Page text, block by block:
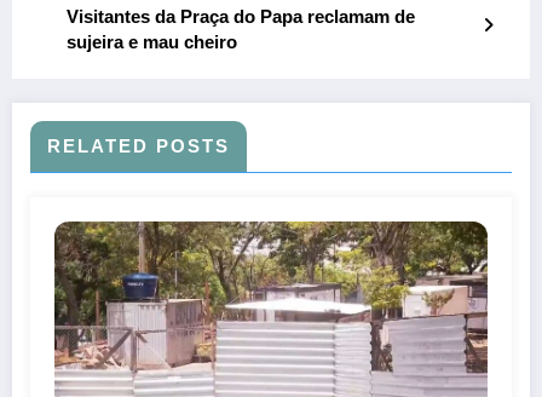
Visitantes da Praça do Papa reclamam de
sujeira e mau cheiro
RELATED POSTS